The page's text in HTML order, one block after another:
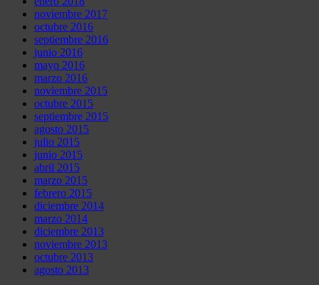
noviembre 2017
octubre 2016
septiembre 2016
junio 2016
mayo 2016
marzo 2016
noviembre 2015
octubre 2015
septiembre 2015
agosto 2015
julio 2015
junio 2015
abril 2015
marzo 2015
febrero 2015
diciembre 2014
marzo 2014
diciembre 2013
noviembre 2013
octubre 2013
agosto 2013